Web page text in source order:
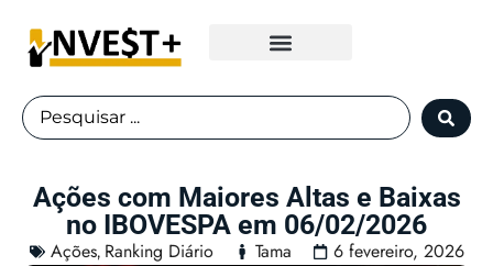
Ações com Maiores Altas e Baixas
no IBOVESPA em 06/02/2026
Ações, Ranking Diário Tama 6 fevereiro, 2026